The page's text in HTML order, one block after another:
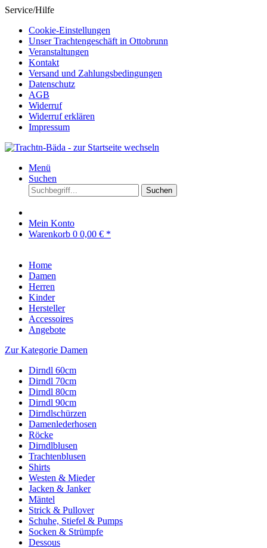
Service/Hilfe
Cookie-Einstellungen
Unser Trachtengeschäft in Ottobrunn
Veranstaltungen
Kontakt
Versand und Zahlungsbedingungen
Datenschutz
AGB
Widerruf
Widerruf erklären
Impressum
Menü
Suchen
Suchen
Mein Konto
Warenkorb 0 0,00 € *
Home
Damen
Herren
Kinder
Hersteller
Accessoires
Angebote
Zur Kategorie Damen
Dirndl 60cm
Dirndl 70cm
Dirndl 80cm
Dirndl 90cm
Dirndlschürzen
Damenlederhosen
Röcke
Dirndlblusen
Trachtenblusen
Shirts
Westen & Mieder
Jacken & Janker
Mäntel
Strick & Pullover
Schuhe, Stiefel & Pumps
Socken & Strümpfe
Dessous